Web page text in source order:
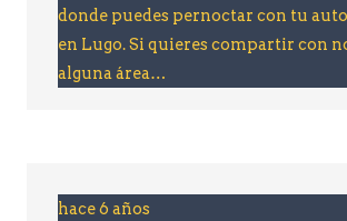
donde puedes pernoctar con tu
en Lugo. Si quieres compartir con
alguna área…
hace 6 años